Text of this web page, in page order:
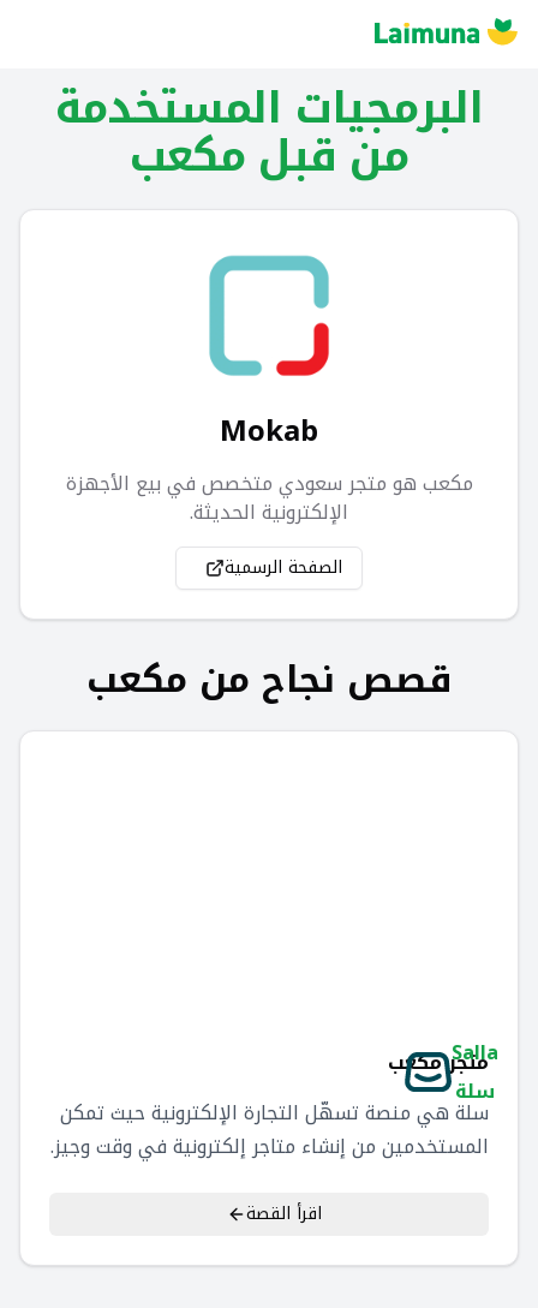
البرمجيات المستخدمة
من قبلمكعب
Mokab
مكعب هو متجر سعودي متخصص في بيع الأجهزة
الإلكترونية الحديثة.
الصفحة الرسمية
قصص نجاح من مكعب
Salla
سلة
متجر مكعب
سلة هي منصة تسهّل التجارة الإلكترونية حيث تمكن
المستخدمين من إنشاء متاجر إلكترونية في وقت وجيز.
اقرأ القصة